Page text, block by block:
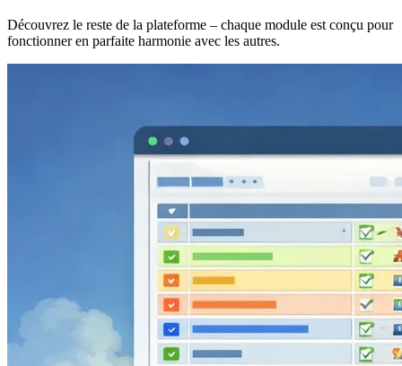
Découvrez le reste de la plateforme – chaque module est conçu pour
fonctionner en parfaite harmonie avec les autres.